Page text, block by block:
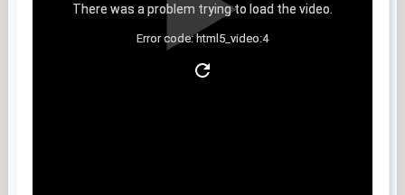
There was a problem trying to load the video.
Error code: html5_video:4